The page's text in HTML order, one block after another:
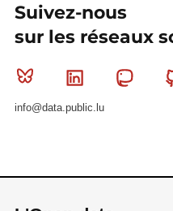
Suivez-nous
sur les réseaux
Bluesky Linkedin
info@data.public.lu